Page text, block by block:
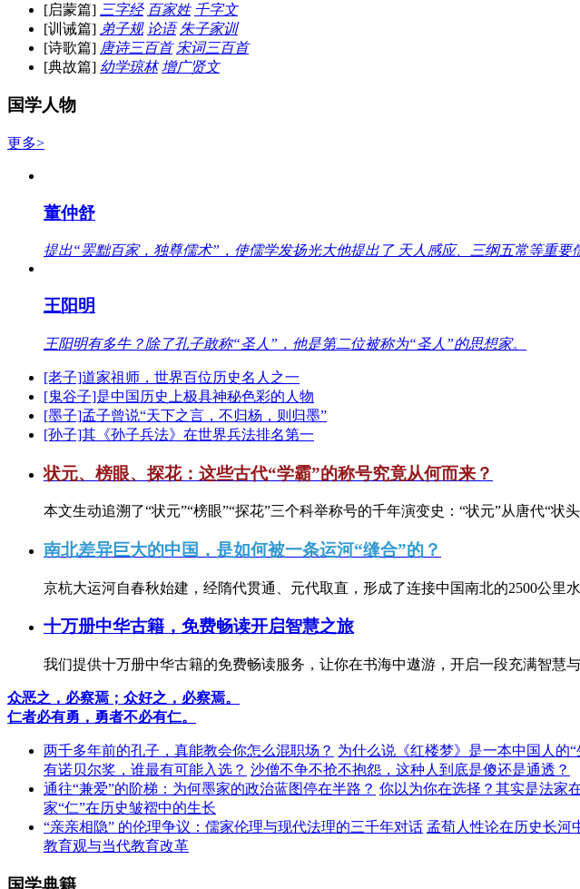
[启蒙篇] 三字经 百家姓 千字文
[训诫篇] 弟子规 论语 朱子家训
[诗歌篇] 唐诗三百首 宋词三百首
[典故篇] 幼学琼林 增广贤文
国学人物
更多>
董仲舒
提出“罢黜百家，独尊儒术”，使儒学发扬光大他提出了 天人感应、三纲五常等重要
王阳明
王阳明有多牛？除了孔子敢称“圣人”，他是第二位被称为“圣人”的思想家。
[老子]道家祖师，世界百位历史名人之一
[鬼谷子]是中国历史上极具神秘色彩的人物
[墨子]孟子曾说“天下之言，不归杨，则归墨”
[孙子]其《孙子兵法》在世界兵法排名第一
状元、榜眼、探花：这些古代“学霸”的称号究竟从何而来？
本文生动追溯了“状元”“榜眼”“探花”三个科举称号的千年演变史：“状元”从唐代“状
南北差异巨大的中国，是如何被一条运河“缝合”的？
京杭大运河自春秋始建，经隋代贯通、元代取直，形成了连接中国南北的2500公里
十万册中华古籍，免费畅读开启智慧之旅
我们提供十万册中华古籍的免费畅读服务，让你在书海中遨游，开启一段充满智慧
众恶之，必察焉；众好之，必察焉。
仁者必有勇，勇者不必有仁。
两千多年前的孔子，真能教会你怎么混职场？ 为什么说《红楼梦》是一本中国人的“
有诺贝尔奖，谁最有可能入选？ 沙僧不争不抢不抱怨，这种人到底是傻还是通透？
通往“兼爱”的阶梯：为何墨家的政治蓝图停在半路？ 你以为你在选择？其实是法家
家“仁”在历史皱褶中的生长
“亲亲相隐” 的伦理争议：儒家伦理与现代法理的三千年对话 孟荀人性论在历史长河
教育观与当代教育改革
国学典籍